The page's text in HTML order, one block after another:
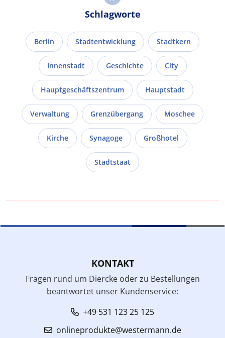
Schlagworte
Berlin Stadtentwicklung Stadtkern
Innenstadt Geschichte City
Hauptgeschäftszentrum Hauptstadt
Verwaltung Grenzübergang Moschee
Kirche Synagoge Großhotel
Stadtstaat
KONTAKT
Fragen rund um Diercke oder zu Bestellungen
beantwortet unser Kundenservice:
+49 531 123 25 125
onlineprodukte@westermann.de